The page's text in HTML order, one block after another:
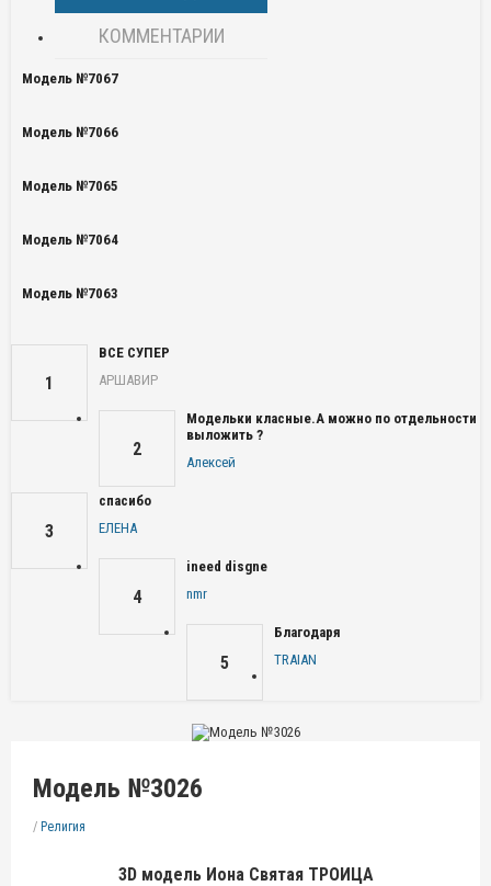
КОММЕНТАРИИ
Модель №7067
Модель №7066
Модель №7065
Модель №7064
Модель №7063
1
ВСЕ СУПЕР
АРШАВИР
2
Модельки класные.А можно по отдельности
выложить ?
Алексей
3
спасибо
ЕЛЕНА
4
ineed disgne
nmr
5
Благодаря
TRAIAN
Модель №3026
/ Религия
3D модель Иона Святая ТРОИЦА